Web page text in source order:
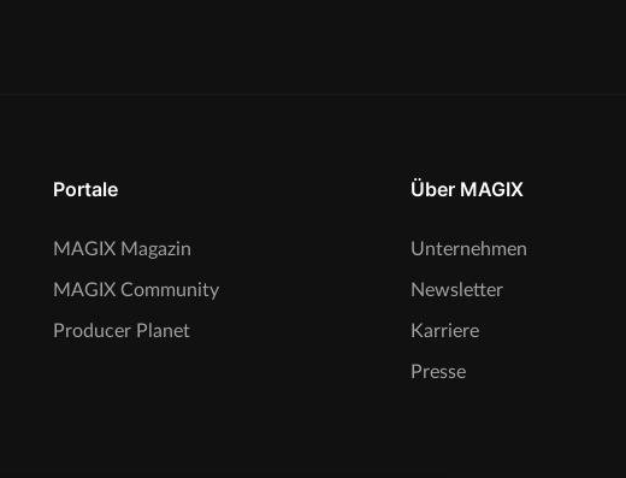
Portale
MAGIX Magazin
MAGIX Community
Producer Planet
Über MAGIX
Unternehmen
Newsletter
Karriere
Presse